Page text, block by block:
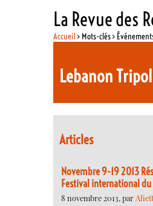
La Revue des
Accueil> Mots-clés >
Lebanon
Articles
Novembre 9-19 2013
Festival international
8 novembre 2013, par